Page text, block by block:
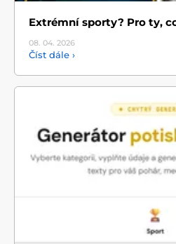
Extrémní sporty? Pro ty,
08. 04. 2026
Číst dále ›